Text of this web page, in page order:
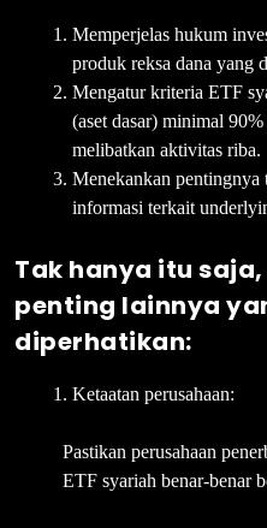
Memperjelas hukum
produk reksa dana yang
Mengatur kriteria ETF
(aset dasar) minimal
melibatkan aktivitas riba.
Menekankan pentingnya
informasi terkait
Tak hanya itu
penting lainnya
diperhatikan:
Ketaatan perusahaan:
Pastikan perusahaan
ETF syariah benar-benar